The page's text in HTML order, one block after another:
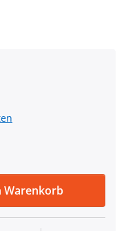
/ Magnetknöpfe -
Warenkorb